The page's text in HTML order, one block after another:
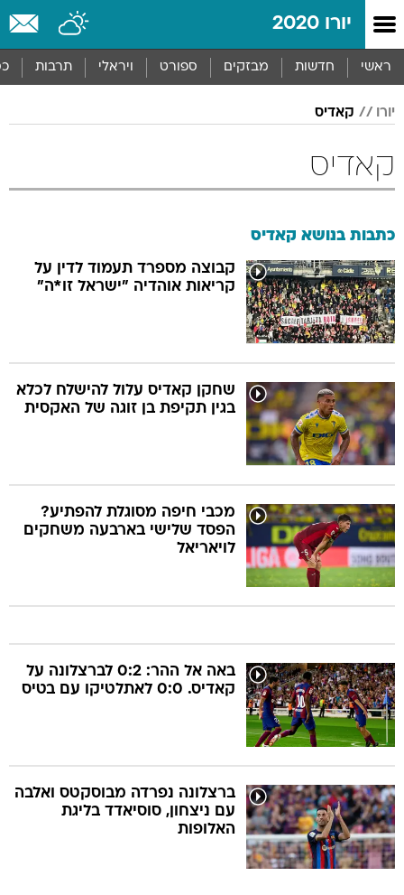
יורו 2020
ראשי חדשות מבזקים ספורט ויראלי תרבות
יורו קאדיס
קאדיס
כתבות בנושא קאדיס
קבוצה מספרד תעמוד לדין על
קריאות אוהדיה "ישראל זו*ה"
שחקן קאדיס עלול להישלח לכלא
בגין תקיפת בן זוגה של האקסית
מכבי חיפה מסוגלת להפתיע?
הפסד שלישי בארבעה משחקים
לויאריאל
באה אל ההר: 0:2 לברצלונה על
קאדיס. 0:0 לאתלטיקו עם בטיס
ברצלונה נפרדה מבוסקטס ואלבה
עם ניצחון, סוסיאדד בליגת
האלופות